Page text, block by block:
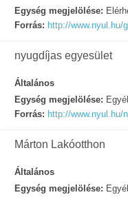
Egység megjelölése:
Forrás: http://www.nyul.hu/
nyugdíjas egyesület
Általános
Egység megjelölése:
Forrás: http://www.nyul.hu/
Márton Lakóotthon
Általános
Egység megjelölése: